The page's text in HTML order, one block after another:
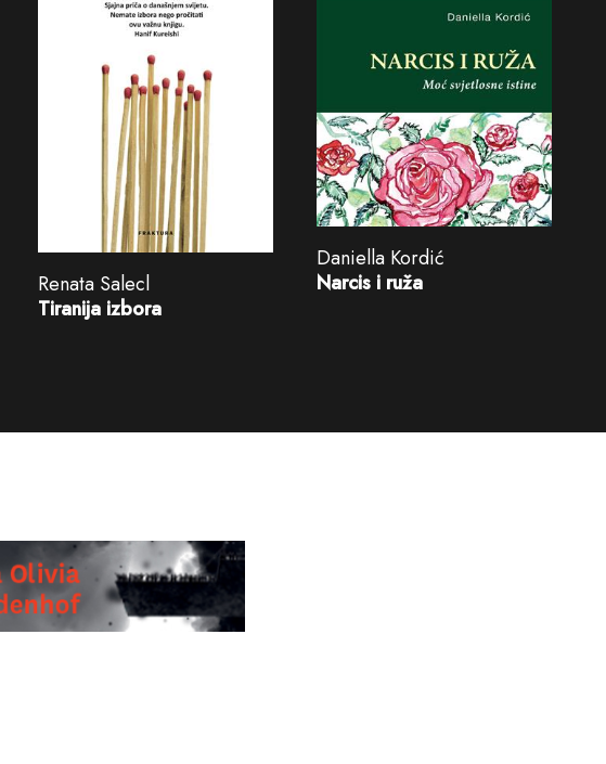
Renata Salecl
Tiranija izbora
Daniella Kordić
Narcis i ruža